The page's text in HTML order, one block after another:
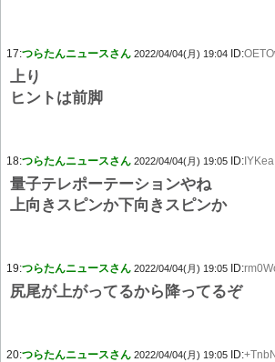
17:つらたんニュースさん 2022/04/04(月) 19:04 ID:
上り
ヒントは前脚
18:つらたんニュースさん 2022/04/04(月) 19:05 ID:
量子テレポーテーションやね
上向きスピンか下向きスピンか
19:つらたんニュースさん 2022/04/04(月) 19:05 ID:
尻尾が上がってるから降ってるぞ
20:つらたんニュースさん 2022/04/04(月) 19:05 ID: